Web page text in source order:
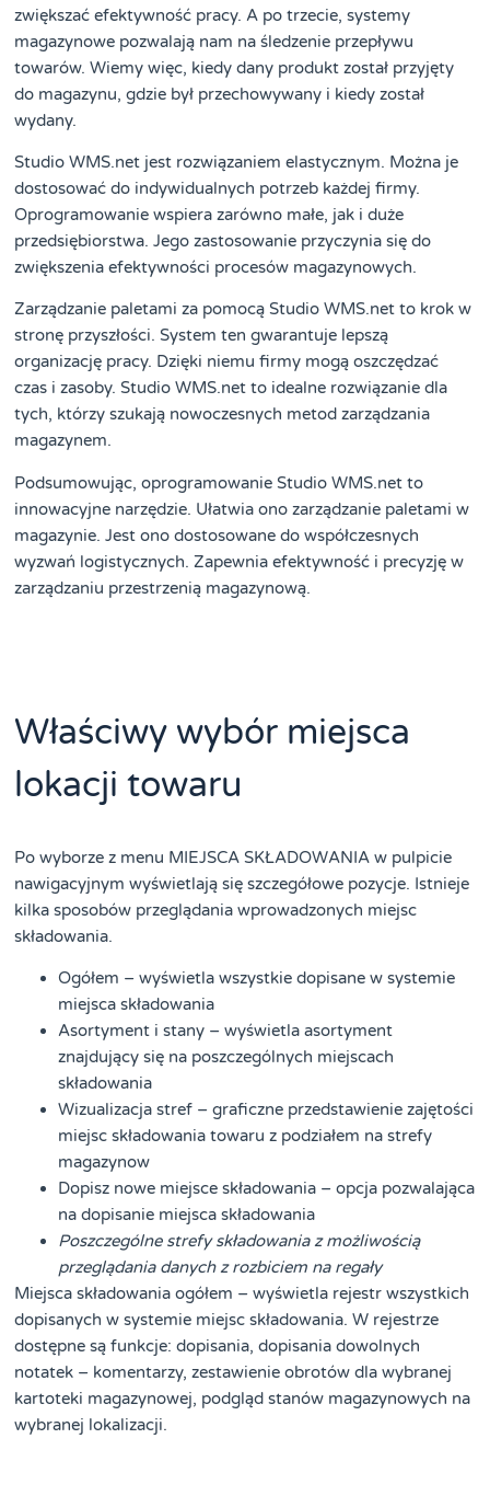
zwiększać efektywność pracy. A po trzecie, systemy
magazynowe pozwalają nam na śledzenie przepływu
towarów. Wiemy więc, kiedy dany produkt został przyjęty
do magazynu, gdzie był przechowywany i kiedy został
wydany.
Studio WMS.net jest rozwiązaniem elastycznym. Można je
dostosować do indywidualnych potrzeb każdej firmy.
Oprogramowanie wspiera zarówno małe, jak i duże
przedsiębiorstwa. Jego zastosowanie przyczynia się do
zwiększenia efektywności procesów magazynowych.
Zarządzanie paletami za pomocą Studio WMS.net to krok w
stronę przyszłości. System ten gwarantuje lepszą
organizację pracy. Dzięki niemu firmy mogą oszczędzać
czas i zasoby. Studio WMS.net to idealne rozwiązanie dla
tych, którzy szukają nowoczesnych metod zarządzania
magazynem.
Podsumowując, oprogramowanie Studio WMS.net to
innowacyjne narzędzie. Ułatwia ono zarządzanie paletami w
magazynie. Jest ono dostosowane do współczesnych
wyzwań logistycznych. Zapewnia efektywność i precyzję w
zarządzaniu przestrzenią magazynową.
Właściwy wybór miejsca
lokacji towaru
Po wyborze z menu MIEJSCA SKŁADOWANIA w pulpicie
nawigacyjnym wyświetlają się szczegółowe pozycje. Istnieje
kilka sposobów przeglądania wprowadzonych miejsc
składowania.
Ogółem – wyświetla wszystkie dopisane w systemie
miejsca składowania
Asortyment i stany – wyświetla asortyment
znajdujący się na poszczególnych miejscach
składowania
Wizualizacja stref – graficzne przedstawienie zajętości
miejsc składowania towaru z podziałem na strefy
magazynow
Dopisz nowe miejsce składowania – opcja pozwalająca
na dopisanie miejsca składowania
Poszczególne strefy składowania z możliwością
przeglądania danych z rozbiciem na regały
Miejsca składowania ogółem – wyświetla rejestr wszystkich
dopisanych w systemie miejsc składowania. W rejestrze
dostępne są funkcje: dopisania, dopisania dowolnych
notatek – komentarzy, zestawienie obrotów dla wybranej
kartoteki magazynowej, podgląd stanów magazynowych na
wybranej lokalizacji.